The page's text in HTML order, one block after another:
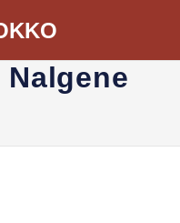
Nalgene